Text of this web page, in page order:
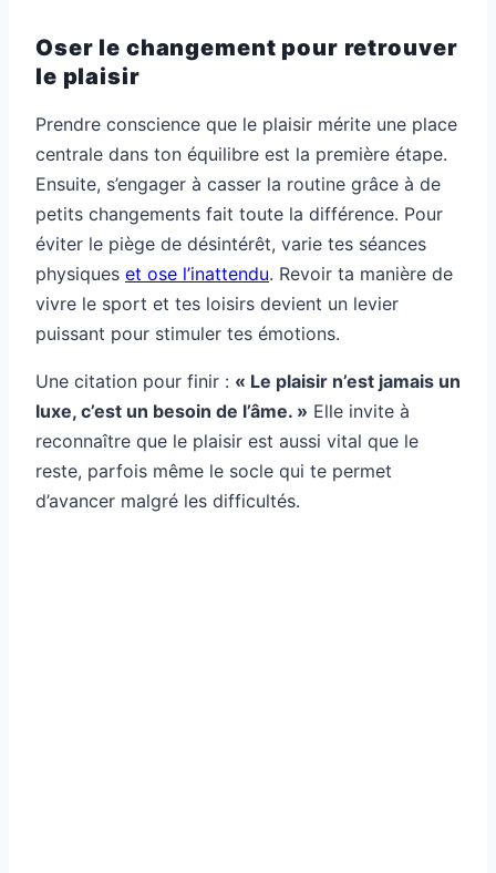
Oser le changement pour retrouver
le plaisir
Prendre conscience que le plaisir mérite une place
centrale dans ton équilibre est la première étape.
Ensuite, s’engager à casser la routine grâce à de
petits changements fait toute la différence. Pour
éviter le piège de désintérêt, varie tes séances
physiques et ose l’inattendu. Revoir ta manière de
vivre le sport et tes loisirs devient un levier
puissant pour stimuler tes émotions.
Une citation pour finir : « Le plaisir n’est jamais un
luxe, c’est un besoin de l’âme. » Elle invite à
reconnaître que le plaisir est aussi vital que le
reste, parfois même le socle qui te permet
d’avancer malgré les difficultés.